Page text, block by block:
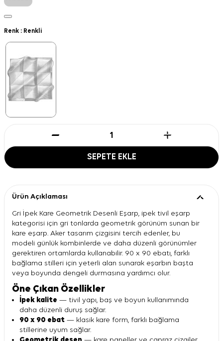
Renk : Renkli
SEPETE EKLE
Ürün Açıklaması
Gri İpek Kare Geometrik Desenli Eşarp, ipek tivil eşarp
kategorisi için gri tonlarda geometrik görünüm sunan bir
kare eşarp. Aker tasarım çizgisini tercih edenler, bu
modeli günlük kombinlerde ve daha düzenli görünümler
gerektiren ortamlarda kullanabilir. 90 x 90 ebatı, farklı
bağlama stilleri için yeterli alan sunarak eşarbın başta
veya boyunda dengeli durmasına yardımcı olur.
Öne Çıkan Özellikler
İpek kalite — tivil yapı, baş ve boyun kullanımında
daha düzenli duruş sağlar.
90 x 90 ebat — klasik kare form, farklı bağlama
stillerine uyum sağlar.